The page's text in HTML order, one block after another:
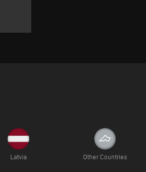
Latvia Other Countries